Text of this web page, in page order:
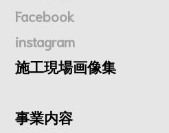
Facebook
instagram
施工現場画像集
事業内容